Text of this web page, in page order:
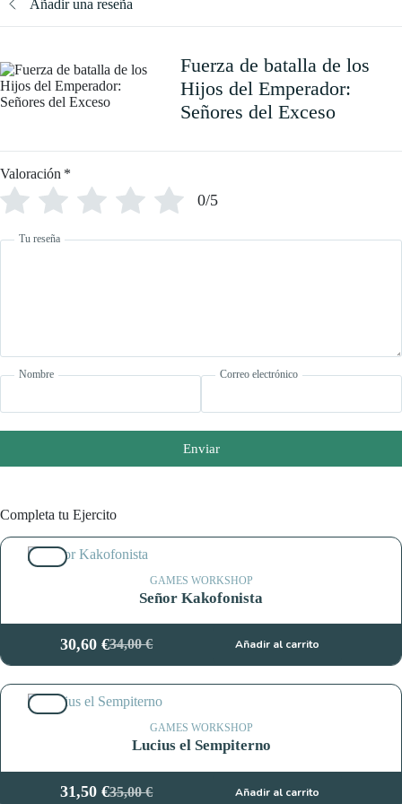
Añadir una reseña
Fuerza de batalla de los
Hijos del Emperador:
Señores del Exceso
Valoración *
0/5
Tu reseña
Nombre Correo electrónico
Enviar
Completa tu Ejercito
GAMES WORKSHOP
Señor Kakofonista
34,00€
El
precio
original
era:
34,00 €.
30,60€El
precio
actual
es:
30,60 €.
Añadir al carrito
GAMES WORKSHOP
Lucius el Sempiterno
35,00€
El
31,50€El
Añadir al carrito